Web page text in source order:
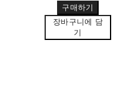
구매하기
장바구니에 담
기